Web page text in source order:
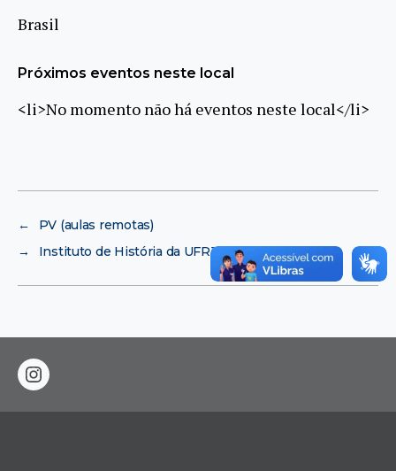
Brasil
Próximos eventos neste local
<li>No momento não há eventos neste local</li>
←
PV (aulas remotas)
→
Instituto de História da UFRJ
instagram